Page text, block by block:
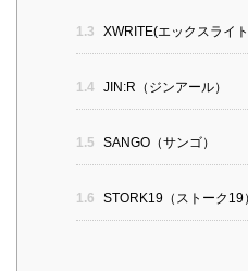
1.3 XWRITE(エックスライ
1.4 JIN:R（ジンアール）
1.5 SANGO（サンゴ）
1.6 STORK19（ストーク19